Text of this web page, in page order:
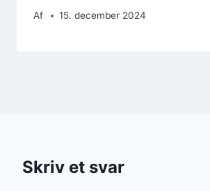
Af 15. december 2024
Skriv et svar